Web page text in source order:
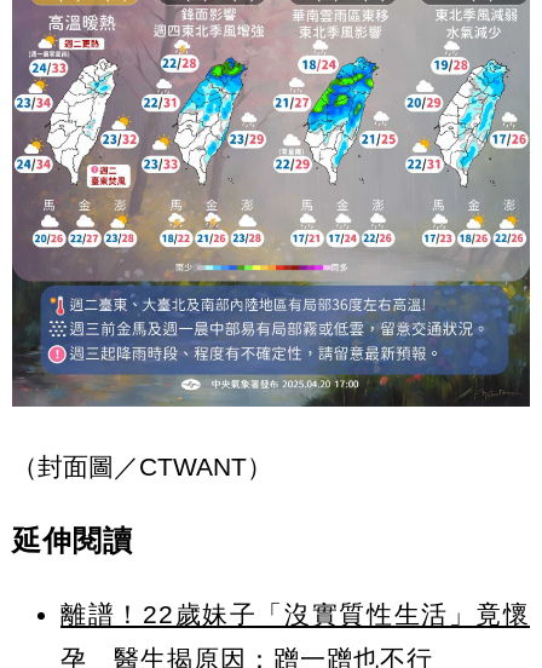
（封面圖／CTWANT）
延伸閱讀
離譜！22歲妹子「沒實質性生活」竟懷
孕 醫生揭原因：蹭一蹭也不行